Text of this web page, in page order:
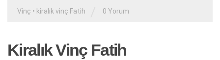
Vinç • kiralık vinç Fatih 0 Yorum
Kiralık Vinç Fatih